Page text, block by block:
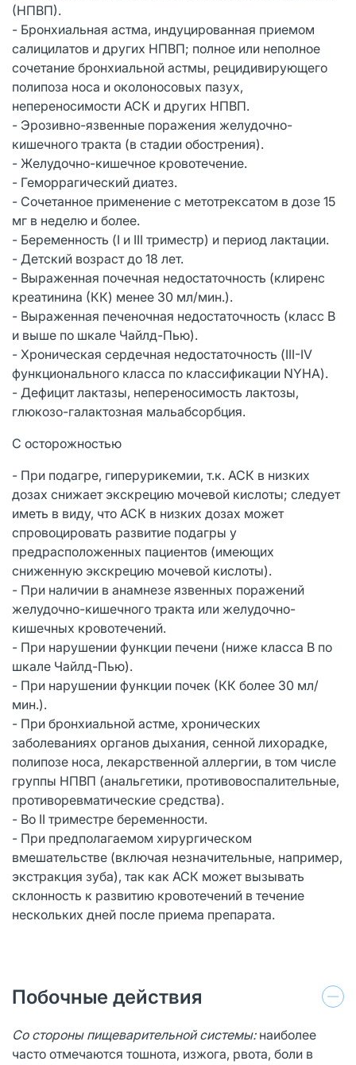
(НПВП).
- Бронхиальная астма, индуцированная приемом
салицилатов и других НПВП; полное или неполное
сочетание бронхиальной астмы, рецидивирующего
полипоза носа и околоносовых пазух,
непереносимости АСК и других НПВП.
- Эрозивно-язвенные поражения желудочно-
кишечного тракта (в стадии обострения).
- Желудочно-кишечное кровотечение.
- Геморрагический диатез.
- Сочетанное применение с метотрексатом в дозе 15
мг в неделю и более.
- Беременность (I и III триместр) и период лактации.
- Детский возраст до 18 лет.
- Выраженная почечная недостаточность (клиренс
креатинина (КК) менее 30 мл/мин.).
- Выраженная печеночная недостаточность (класс В
и выше по шкале Чайлд-Пью).
- Хроническая сердечная недостаточность (III-IV
функционального класса по классификации NYHA).
- Дефицит лактазы, непереносимость лактозы,
глюкозо-галактозная мальабсорбция.
С осторожностью
- При подагре, гиперурикемии, т.к. АСК в низких
дозах снижает экскрецию мочевой кислоты; следует
иметь в виду, что АСК в низких дозах может
спровоцировать развитие подагры у
предрасположенных пациентов (имеющих
сниженную экскрецию мочевой кислоты).
- При наличии в анамнезе язвенных поражений
желудочно-кишечного тракта или желудочно-
кишечных кровотечений.
- При нарушении функции печени (ниже класса В по
шкале Чайлд-Пью).
- При нарушении функции почек (КК более 30 мл/
мин.).
- При бронхиальной астме, хронических
заболеваниях органов дыхания, сенной лихорадке,
полипозе носа, лекарственной аллергии, в том числе
группы НПВП (анальгетики, противовоспалительные,
противоревматические средства).
- Во II триместре беременности.
- При предполагаемом хирургическом
вмешательстве (включая незначительные, например,
экстракция зуба), так как АСК может вызывать
склонность к развитию кровотечений в течение
нескольких дней после приема препарата.
Побочные действия
Со стороны пищеварительной системы:наиболее
часто отмечаются тошнота, изжога, рвота, боли в